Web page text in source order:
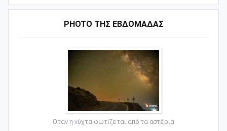
PHOTO ΤΗΣ ΕΒΔΟΜΑΔΑΣ
Όταν η νύχτα φωτίζεται από τα αστέρια